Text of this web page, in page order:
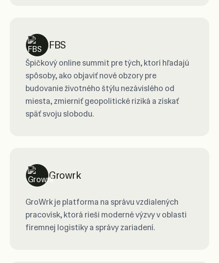
FBS
Špičkový online summit pre tých, ktorí hľadajú
spôsoby, ako objaviť nové obzory pre
budovanie životného štýlu nezávislého od
miesta, zmierniť geopolitické riziká a získať
späť svoju slobodu.
Growrk
GroWrk je platforma na správu vzdialených
pracovísk, ktorá rieši moderné výzvy v oblasti
firemnej logistiky a správy zariadení.